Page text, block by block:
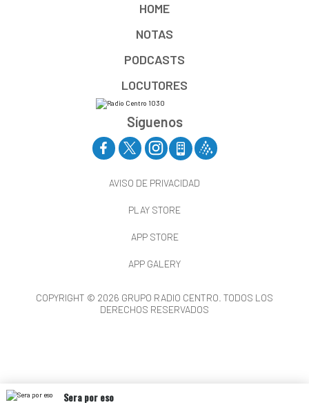
HOME
NOTAS
PODCASTS
LOCUTORES
Síguenos
AVISO DE PRIVACIDAD
PLAY STORE
APP STORE
APP GALERY
COPYRIGHT © 2026 GRUPO RADIO CENTRO. TODOS LOS
DERECHOS RESERVADOS
Sera por eso